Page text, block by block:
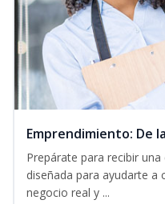
Emprendimiento: De
Prepárate para recibir
diseñada para ayudarte a
negocio real y ...